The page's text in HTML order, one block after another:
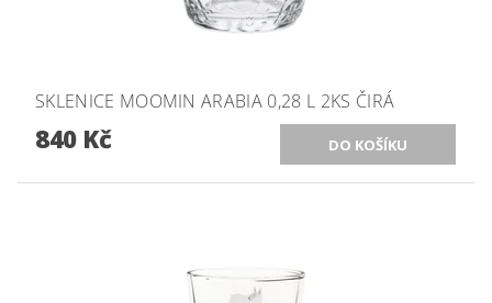
SKLENICE MOOMIN ARABIA 0,28 L 2KS ČIRÁ
840 Kč